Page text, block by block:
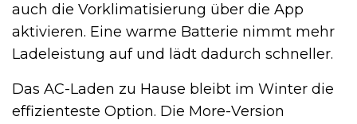
auch die Vorklimatisierung über die App
aktivieren. Eine warme Batterie nimmt mehr
Ladeleistung auf und lädt dadurch schneller.
Das AC-Laden zu Hause bleibt im Winter die
effizienteste Option. Die More-Version